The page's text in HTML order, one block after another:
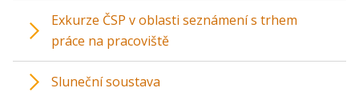
Exkurze ČSP v oblasti seznámení s trhem
práce na pracoviště
Sluneční soustava